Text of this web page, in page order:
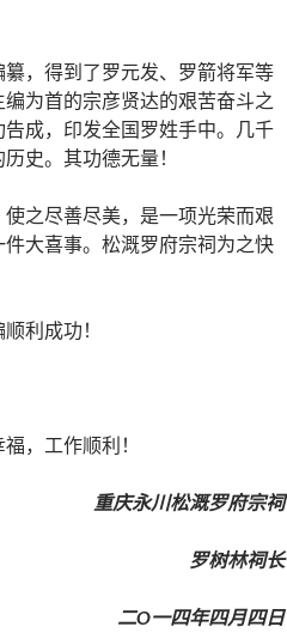
，得到了罗元发、罗箭将军等
为首的宗彦贤达的艰苦奋斗之
成，印发全国罗姓手中。几千
史。其功德无量！
之尽善尽美，是一项光荣而艰
大喜事。松溉罗府宗祠为之快
利成功！
，工作顺利！
重庆永川松溉罗府宗祠
罗树林祠长
二O一四年四月四日